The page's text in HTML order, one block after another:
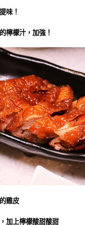
味！
檸檬汁，加強！
雞皮
加上檸檬酸甜酸甜